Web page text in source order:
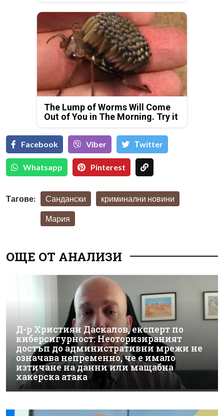
The Lump of Worms Will Come
Out of You in The Morning. Try it
Facebook Viber Тwitter
Whatsapp Pinterest
Тагове: Сандански криминални новини
Мария
ОЩЕ ОТ АНАЛИЗИ
Д-р Християн Даскалов, експерт по
киберсигурност: Неоторизираният
достъп до административни мрежи не
означава непременно, че е имало
изтичане на данни или мащабна
хакерска атака